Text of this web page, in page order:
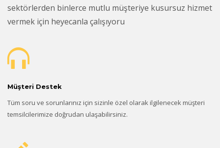
sektörlerden binlerce mutlu müşteriye kusursuz hizmet
vermek için heyecanla çalışıyoru
Müşteri Destek
Tüm soru ve sorunlarınız için sizinle özel olarak ilgilenecek müşteri
temsilcilerimize doğrudan ulaşabilirsiniz.